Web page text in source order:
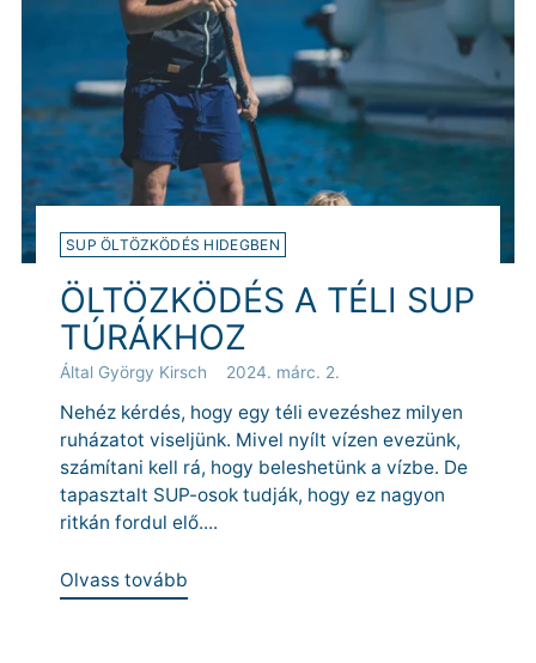
SUP ÖLTÖZKÖDÉS HIDEGBEN
ÖLTÖZKÖDÉS A TÉLI SUP
TÚRÁKHOZ
Által György Kirsch 2024. márc. 2.
Nehéz kérdés, hogy egy téli evezéshez milyen
ruházatot viseljünk. Mivel nyílt vízen evezünk,
számítani kell rá, hogy beleshetünk a vízbe. De
tapasztalt SUP-osok tudják, hogy ez nagyon
ritkán fordul elő....
Olvass tovább